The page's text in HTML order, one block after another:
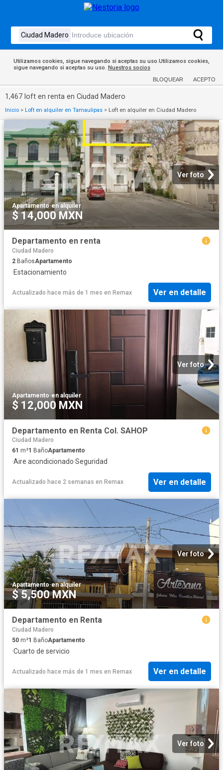
Utilizamos cookies, sigue navegando si aceptas su uso.Utilizamos cookies,
sigue navegando si aceptas su uso. Nuestros socios
BLOQUEAR ACEPTO
1,467 loft en renta en Ciudad Madero
Inicio > Loft en alquiler en Tamaulipas > Loft en alquiler en Ciudad Madero
Ver foto
Apartamento·en alquiler
$ 14,000 MXN
Departamento en renta
Ciudad Madero
2 BañosApartamento
·Estacionamiento
Actualizado hace más de 1 mes en Remax Ver en detalle
Ver foto
Apartamento·en alquiler
$ 12,000 MXN
Departamento en Renta Col. SAHOP
Ciudad Madero
61 m²1 BañoApartamento
·Aire acondicionado·Seguridad
Actualizado hace 2 semanas en Remax Ver en detalle
Ver foto
Apartamento·en alquiler
$ 5,500 MXN
Departamento en Renta
Ciudad Madero
50 m²1 BañoApartamento
·Cuarto de servicio
Actualizado hace más de 1 mes en Remax Ver en detalle
Ver foto